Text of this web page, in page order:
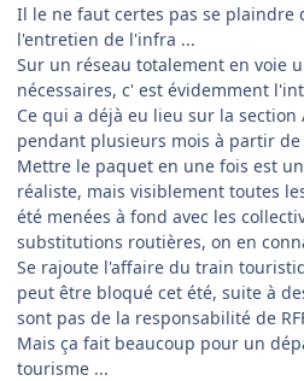
Il le ne faut certes pas se plaindre
l'entretien de l'infra ...
Sur un réseau totalement en voie
nécessaires, c' est évidemment
Ce qui a déjà eu lieu sur la section
pendant plusieurs mois à partir de
Mettre le paquet en une fois est
réaliste, mais visiblement toutes
été menées à fond avec les
substitutions routières, on en
Se rajoute l'affaire du train
peut être bloqué cet été, suite à
sont pas de la responsabilité de
Mais ça fait beaucoup pour un
tourisme ...